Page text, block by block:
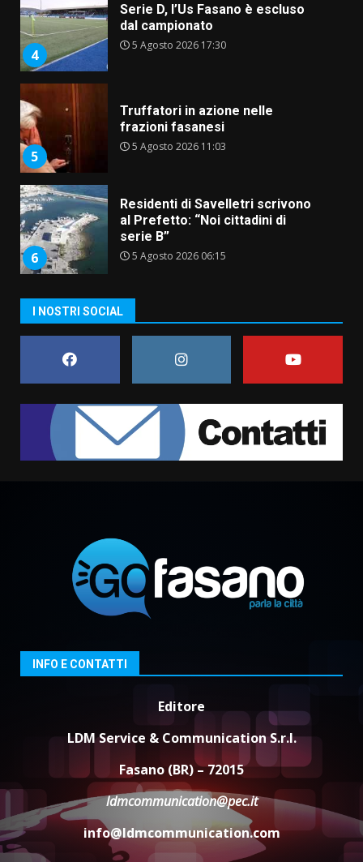
5
Truffatori in azione nelle
frazioni fasanesi
5 Agosto 2026 11:03
6
Residenti di Savelletri scrivono
al Prefetto: “Noi cittadini di
serie B”
5 Agosto 2026 06:15
7
A Savelletri torna la Sagra del
Pesce Spada: appuntamento a
sabato 8 agosto
5 Agosto 2026 06:10
Grazia Neglia, coordinatrice
cittadina di Fratelli d’Italia,
6 Agosto 2026 08:00
2
cittadinanza attiva: online
l’avviso per la gestione
condivisa della Villetta di
Laureto
Belvedere. Il rapimento”
6 Agosto 2026 06:15
4
Serie D, l’Us Fasano è escluso
5 Agosto 2026 17:30
Truffatori in azione nelle
frazioni fasanesi
I NOSTRI SOCIAL
INFO E CONTATTI
Editore
LDM Service & Communication S.r.l.
Fasano (BR) – 72015
ldmcommunication@pec.it
info@ldmcommunication.com